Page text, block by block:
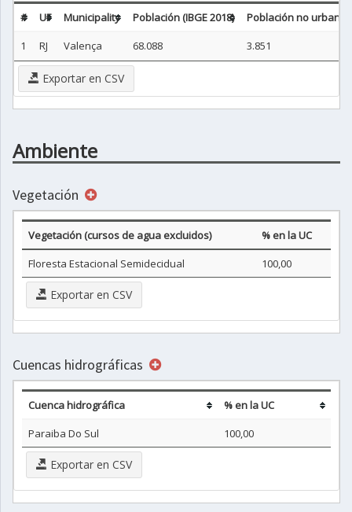
# UF Municipality Población (IBGE 2018)
Población no urbana
1
RJ Valença 68.088 3.851
Exportar en CSV
Ambiente
Vegetación
Vegetación (cursos de agua excluidos)
% en la UC
Floresta Estacional Semidecidual
100,00
Exportar en CSV
Cuencas hidrográficas
Cuenca hidrográfica
% en la UC
Paraiba Do Sul
100,00
Exportar en CSV